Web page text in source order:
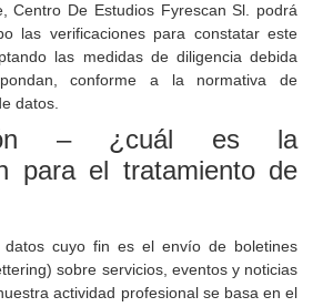
Centro De Estudios Fyrescan Sl. podrá
las verificaciones para constatar este
las medidas de diligencia debida
conforme a la normativa de
datos.
– ¿cuál es la
para el tratamiento de
datos cuyo fin es el envío de boletines
sobre servicios, eventos y noticias
actividad profesional se basa en el